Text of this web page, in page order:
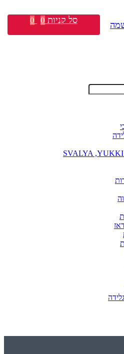
סל קניות 0
0